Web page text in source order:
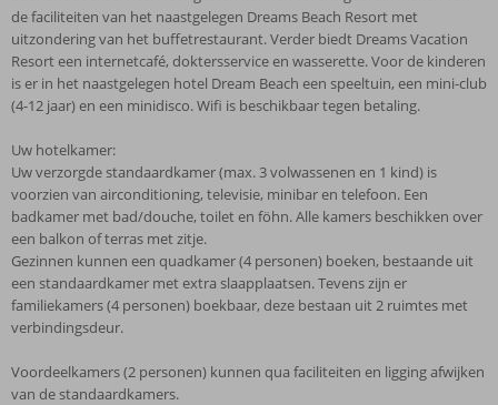
de faciliteiten van het naastgelegen Dreams Beach Resort met
uitzondering van het buffetrestaurant. Verder biedt Dreams Vacation
Resort een internetcafé, doktersservice en wasserette. Voor de kinderen
is er in het naastgelegen hotel Dream Beach een speeltuin, een mini-club
(4-12 jaar) en een minidisco. Wifi is beschikbaar tegen betaling.
Uw hotelkamer:
Uw verzorgde standaardkamer (max. 3 volwassenen en 1 kind) is
voorzien van airconditioning, televisie, minibar en telefoon. Een
badkamer met bad/douche, toilet en föhn. Alle kamers beschikken over
een balkon of terras met zitje.
Gezinnen kunnen een quadkamer (4 personen) boeken, bestaande uit
een standaardkamer met extra slaapplaatsen. Tevens zijn er
familiekamers (4 personen) boekbaar, deze bestaan uit 2 ruimtes met
verbindingsdeur.
Voordeelkamers (2 personen) kunnen qua faciliteiten en ligging afwijken
van de standaardkamers.